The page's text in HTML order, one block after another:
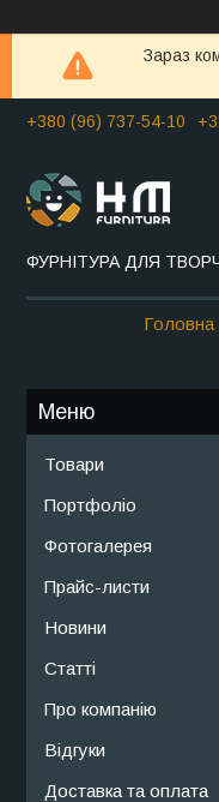
Зараз
+380 (96) 737-54-10
ФУРНІТУРА ДЛЯ
Головна
Товари
Портфоліо
Фотогалерея
Прайс-листи
Новини
Статті
Про компанію
Відгуки
Доставка та оплата